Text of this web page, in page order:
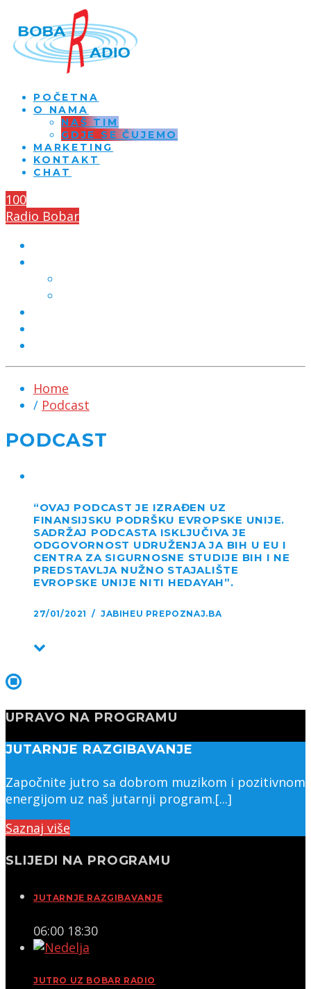
POČETNA
O NAMA
NAŠ TIM
GDJE SE ČUJEMO
MARKETING
KONTAKT
CHAT
100
Radio Bobar
Home
/ Podcast
PODCAST
“OVAJ PODCAST JE IZRAĐEN UZ
FINANSIJSKU PODRŠKU EVROPSKE UNIJE.
SADRŽAJ PODCASTA ISKLJUČIVA JE
ODGOVORNOST UDRUŽENJA JA BIH U EU I
CENTRA ZA SIGURNOSNE STUDIJE BIH I NE
PREDSTAVLJA NUŽNO STAJALIŠTE
EVROPSKE UNIJE NITI HEDAYAH”.
27/01/2021 / JABIHEU PREPOZNAJ.BA
UPRAVO NA PROGRAMU
JUTARNJE RAZGIBAVANJE
Započnite jutro sa dobrom muzikom i pozitivnom
energijom uz naš jutarnji program.[...]
Saznaj više
SLIJEDI NA PROGRAMU
JUTARNJE RAZGIBAVANJE
06:00 18:30
JUTRO UZ BOBAR RADIO